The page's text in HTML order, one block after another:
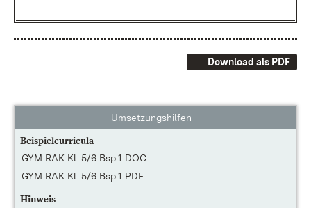
Download als PDF
Umsetzungshilfen
Beispielcurricula
GYM RAK Kl. 5/6 Bsp.1 DOC...
GYM RAK Kl. 5/6 Bsp.1 PDF
Hinweis